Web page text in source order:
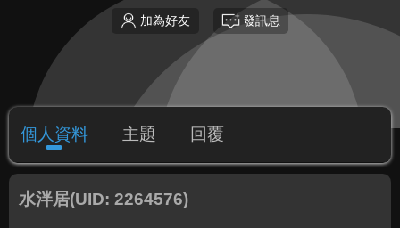
加為好友 發訊息
個人資料 主題 回覆
水泮居(UID: 2264576)